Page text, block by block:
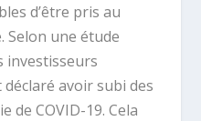
d’être pris au
Selon une étude
investisseurs
avoir subi des
de COVID-19. Cela